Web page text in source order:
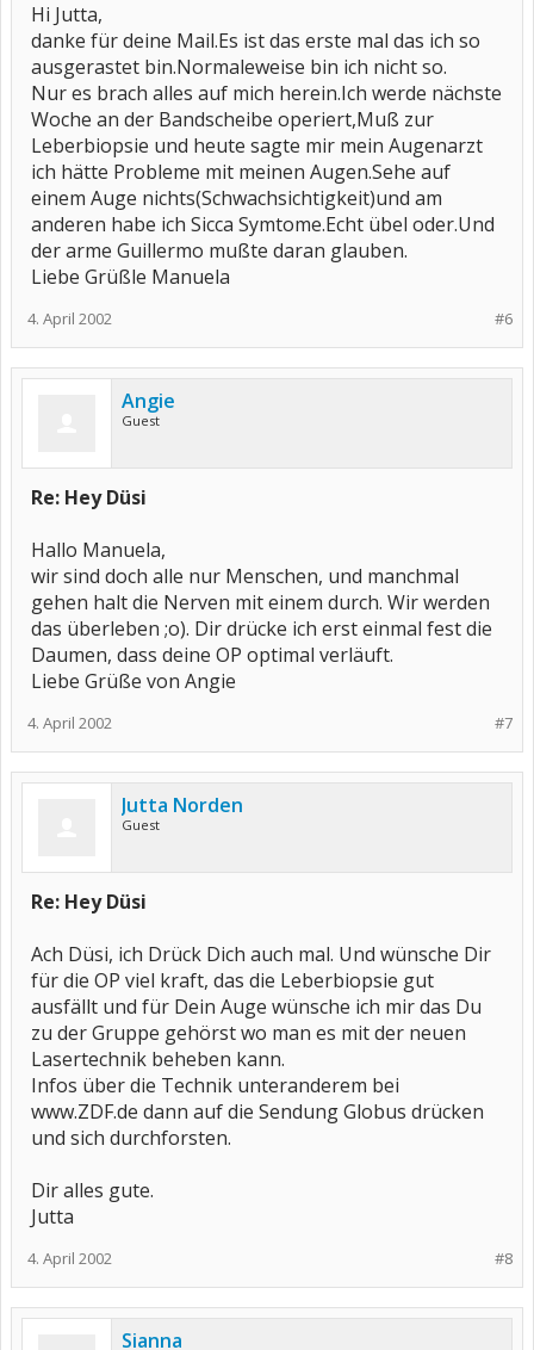
Hi Jutta,
danke für deine Mail.Es ist das erste mal das ich so
ausgerastet bin.Normaleweise bin ich nicht so.
Nur es brach alles auf mich herein.Ich werde nächste
Woche an der Bandscheibe operiert,Muß zur
Leberbiopsie und heute sagte mir mein Augenarzt
ich hätte Probleme mit meinen Augen.Sehe auf
einem Auge nichts(Schwachsichtigkeit)und am
anderen habe ich Sicca Symtome.Echt übel oder.Und
der arme Guillermo mußte daran glauben.
Liebe Grüßle Manuela
#6
4. April 2002
Angie
Guest
Re: Hey Düsi
Hallo Manuela,
wir sind doch alle nur Menschen, und manchmal
gehen halt die Nerven mit einem durch. Wir werden
das überleben ;o). Dir drücke ich erst einmal fest die
Daumen, dass deine OP optimal verläuft.
Liebe Grüße von Angie
#7
4. April 2002
Jutta Norden
Guest
Re: Hey Düsi
Ach Düsi, ich Drück Dich auch mal. Und wünsche Dir
für die OP viel kraft, das die Leberbiopsie gut
ausfällt und für Dein Auge wünsche ich mir das Du
zu der Gruppe gehörst wo man es mit der neuen
Lasertechnik beheben kann.
Infos über die Technik unteranderem bei
www.ZDF.de dann auf die Sendung Globus drücken
und sich durchforsten.
Dir alles gute.
Jutta
#8
4. April 2002
Sianna